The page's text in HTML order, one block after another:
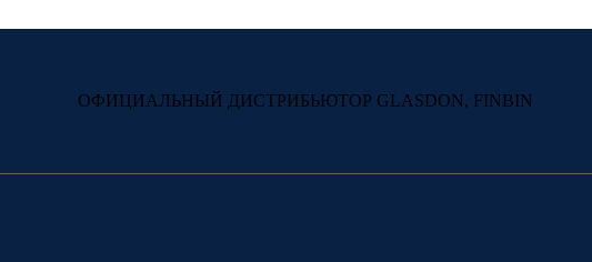
ОФИЦИАЛЬНЫЙ ДИСТРИБЬЮТОР GLASDON, FINBIN